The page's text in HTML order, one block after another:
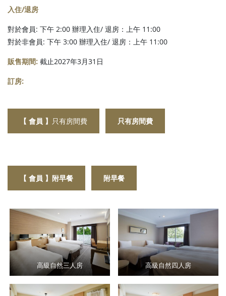
入住/退房
對於會員: 下午 2:00 辦理入住/ 退房：上午 11:00
對於非會員: 下午 3:00 辦理入住/ 退房：上午 11:00
販售期間: 截止2027年3月31日
訂房:
【 會員 】 只有房間費 只有房間費
【 會員 】 附早餐 附早餐
高級自然三人房 高級自然四人房